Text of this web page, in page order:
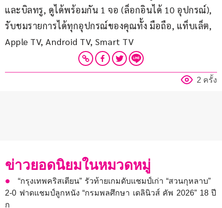
และบิลทรู, ดูได้พร้อมกัน 1 จอ (ล็อกอินได้ 10 อุปกรณ์),
รับชมรายการได้ทุกอุปกรณ์ของคุณทั้ง มือถือ, แท็บเล็ต,
Apple TV, Android TV, Smart TV
2 ครั้ง
ข่าวยอดนิยมในหมวดหมู่
“กรุงเทพคริสเตียน” รัวท้ายเกมดับแชมป์เก่า “สวนกุหลาบ”
2-0 ฟาดแชมป์ลูกหนัง “กรมพลศึกษา เดลินิวส์ คัพ 2026” 18 ปี
ก